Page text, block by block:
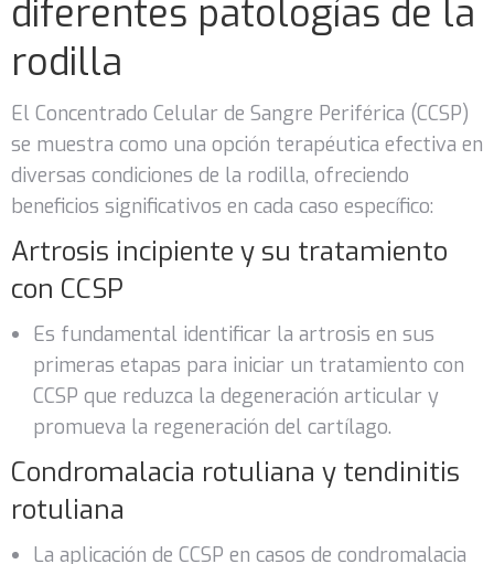
diferentes patologías de la
rodilla
El Concentrado Celular de Sangre Periférica (CCSP)
se muestra como una opción terapéutica efectiva en
diversas condiciones de la rodilla, ofreciendo
beneficios significativos en cada caso específico:
Artrosis incipiente y su tratamiento
con CCSP
Es fundamental identificar la artrosis en sus
primeras etapas para iniciar un tratamiento con
CCSP que reduzca la degeneración articular y
promueva la regeneración del cartílago.
Condromalacia rotuliana y tendinitis
rotuliana
La aplicación de CCSP en casos de condromalacia